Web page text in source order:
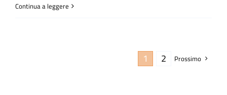
Continua a leggere
1 2 Prossimo